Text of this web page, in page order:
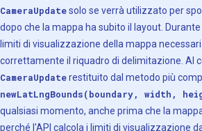
CameraUpdatesolo se verrà utilizzato per
dopo che la mappa ha subito il layout. Durante
limiti di visualizzazione della mappa
correttamente il riquadro di delimitazione. Al
CameraUpdaterestituito dal metodo più
newLatLngBounds(boundary, width,
qualsiasi momento, anche prima che la
perché l'API calcola i limiti di visualizzazione